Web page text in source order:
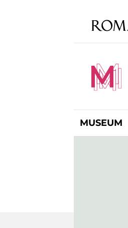
MUSEUM